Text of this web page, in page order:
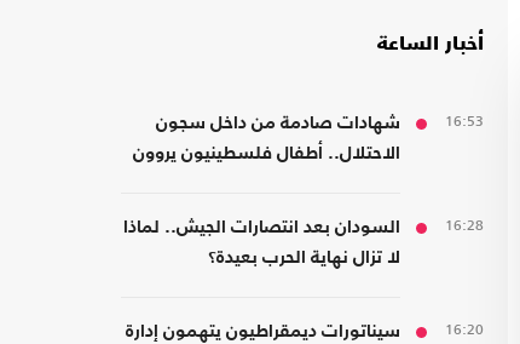
أخبار الساعة
16:53
شهادات صادمة من داخل سجون
الاحتلال.. أطفال فلسطينيون يروون
16:28
السودان بعد انتصارات الجيش.. لماذا
لا تزال نهاية الحرب بعيدة؟
16:20
سيناتورات ديمقراطيون يتهمون إدارة